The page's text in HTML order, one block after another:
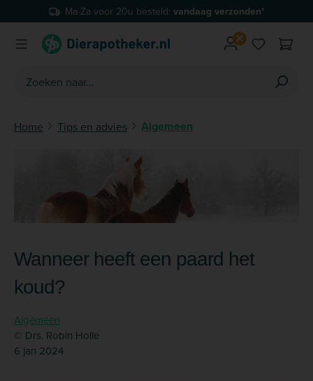
Ga naar de hoofdinhoudMa-Za voor 20u besteld: vandaag verzonden*
Je hebt
Home Tips en advies Algemeen
Wanneer heeft een paard het
koud?
Algemeen
© Drs. Robin Holle
6 jan 2024